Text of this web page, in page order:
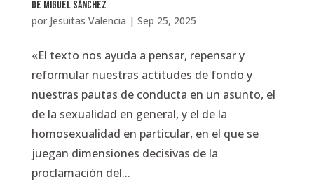
de Miguel Sánchez
por Jesuitas Valencia | Sep 25, 2025
«El texto nos ayuda a pensar, repensar y
reformular nuestras actitudes de fondo y
nuestras pautas de conducta en un asunto, el
de la sexualidad en general, y el de la
homosexualidad en particular, en el que se
juegan dimensiones decisivas de la
proclamación del...